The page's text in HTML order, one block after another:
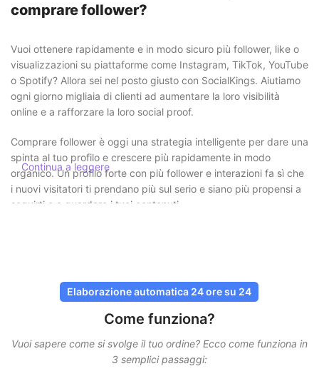
comprare follower?
Vuoi ottenere rapidamente e in modo sicuro più follower, like o
visualizzazioni su piattaforme come Instagram, TikTok, YouTube
o Spotify? Allora sei nel posto giusto con SocialKings. Aiutiamo
ogni giorno migliaia di clienti ad aumentare la loro visibilità
online e a rafforzare la loro social proof.
Comprare follower è oggi una strategia intelligente per dare una
spinta al tuo profilo e crescere più rapidamente in modo
organico. Un profilo forte con più follower e interazioni fa sì che
i nuovi visitatori ti prendano più sul serio e siano più propensi a
seguirti o a guardare i tuoi contenuti.
Presso SocialKings la sicurezza è sempre al primo posto. Non
avvengono tramite metodi sicuri e comprovati. I nostri servizi
sono progettati per apparire il più naturali possibile, così che il
tuo account rimanga protetto.
Continua a leggere
Elaborazione automatica 24 ore su 24
Come funziona?
Vuoi sapere come si svolge il tuo ordine? Ecco come funziona in
3 semplici passaggi: